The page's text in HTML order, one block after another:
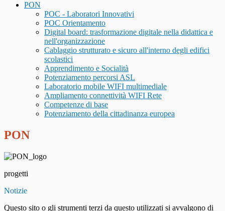
PON
POC - Laboratori Innovativi
POC Orientamento
Digital board: trasformazione digitale nella didattica e
nell'organizzazione
Cablaggio strutturato e sicuro all'interno degli edifici
scolastici
Apprendimento e Socialità
Potenziamento percorsi ASL
Laboratorio mobile WIFI multimediale
Ampliamento connettività WIFI Rete
Competenze di base
Potenziamento della cittadinanza europea
PON
progetti
Notizie
Questo sito o gli strumenti terzi da questo utilizzati si avvalgono di